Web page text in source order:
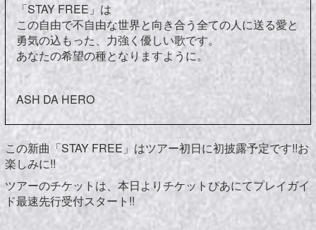
「STAY FREE」は
この自由で不自由な世界と向き合う全ての人に送る愛と
勇気の込もった、力強く優しい歌です。
あなたの希望の種となりますように。
ASH DA HERO
この新曲「STAY FREE」はツアー初日に初披露予定です!!お
楽しみに!!
ツアーのチケットは、本日よりチケットぴあにてプレイガイ
ド最速先行受付スタート!!